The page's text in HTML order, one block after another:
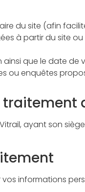
du site (afin
à partir du site
que le date de
ou enquêtes
ayant son siège
informations